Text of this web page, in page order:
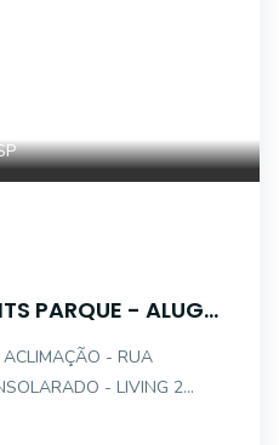
PARQUE - ALUGO
- RUA
- LIVING 2